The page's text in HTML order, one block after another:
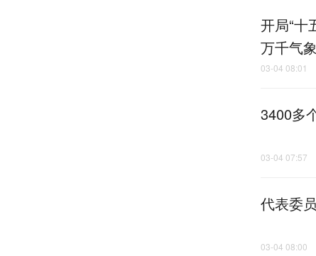
开局“十
万千气象
03-04 08:01
3400多
03-04 07:57
代表委
03-04 08:00